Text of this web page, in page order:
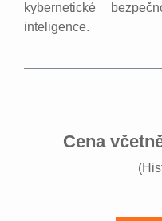
kybernetické
inteligence.
Cena